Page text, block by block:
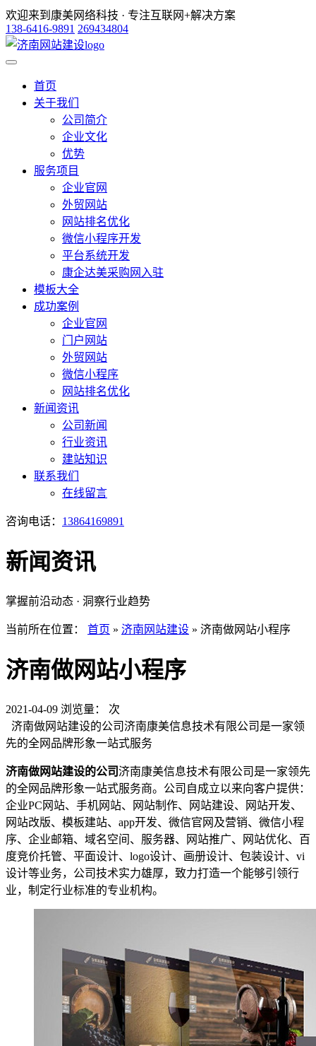
欢迎来到康美网络科技 · 专注互联网+解决方案
138-6416-9891 269434804
首页
关于我们
公司简介
企业文化
优势
服务项目
企业官网
外贸网站
网站排名优化
微信小程序开发
平台系统开发
康企达美采购网入驻
模板大全
成功案例
企业官网
门户网站
外贸网站
微信小程序
网站排名优化
新闻资讯
公司新闻
行业资讯
建站知识
联系我们
在线留言
咨询电话： 13864169891
新闻资讯
掌握前沿动态 · 洞察行业趋势
当前所在位置： 首页 » 济南网站建设 » 济南做网站小程序
济南做网站小程序
2021-04-09 浏览量：
次
济南做网站建设的公司济南康美信息技术有限公司是一家领
先的全网品牌形象一站式服务
济南做网站建设的公司济南康美信息技术有限公司是一家领先
的全网品牌形象一站式服务商。公司自成立以来向客户提供：
企业PC网站、手机网站、网站制作、网站建设、网站开发、
网站改版、模板建站、app开发、微信官网及营销、微信小程
序、企业邮箱、域名空间、服务器、网站推广、网站优化、百
度竞价托管、平面设计、logo设计、画册设计、包装设计、vi
设计等业务，公司技术实力雄厚，致力打造一个能够引领行
业，制定行业标准的专业机构。